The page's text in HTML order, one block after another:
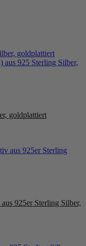
goldplattiert
925er Sterling Silber,